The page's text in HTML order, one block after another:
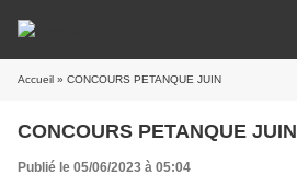
Accueil » CONCOURS PETANQUE JUIN
CONCOURS PETANQUE JUIN
Publié le 05/06/2023 à 05:04